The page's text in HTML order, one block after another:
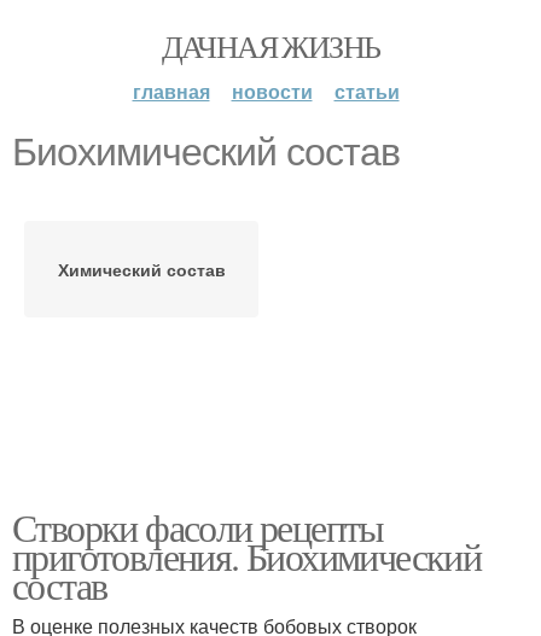
ДАЧНАЯ ЖИЗНЬ
главная новости статьи
Биохимический состав
Химический состав
Створки фасоли рецепты
приготовления. Биохимический
состав
В оценке полезных качеств бобовых створок